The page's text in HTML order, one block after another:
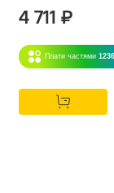
4 711 ₽
Плати частями